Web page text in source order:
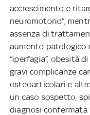
accrescimento e
neuromotorio”,
assenza di
aumento patologico
“iperfagia”, obesità
gravi complicanze
osteoarticolari e
un caso sospetto,
diagnosi confermata